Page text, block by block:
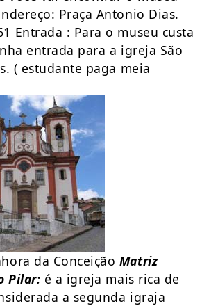
Praça Antonio Dias.
Entrada : Para o museu custa
entrada para a igreja São
( estudante paga meia
da Conceição Matriz
Pilar: é a igreja mais rica de
a segunda igraja